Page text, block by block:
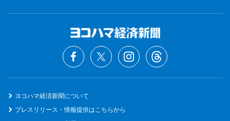
ヨコハマ経済新聞について
プレスリリース・情報提供はこちらから